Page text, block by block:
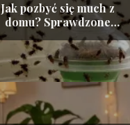
Jak pozbyć się much z
domu? Sprawdzone
sposoby na owady